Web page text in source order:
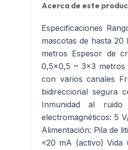
Acerca de este
Especificaciones
mascotas de hasta
metros Espesor de
0,5x0,5 ~ 3x3 metros
con varios canales
bidireccional segura
Inmunidad al
electromagnéticos: 5
Alimentación: Pila de
<20 mA (activo) Vida